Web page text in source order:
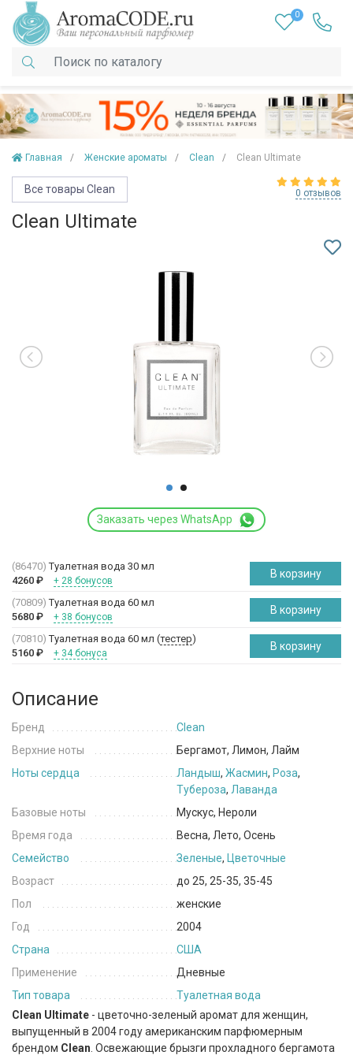
0
Главная Женские ароматы Clean Clean Ultimate
Все товары Clean 0 отзывов
Clean Ultimate
Заказать через WhatsApp
(86470) Туалетная вода 30 мл
4260 ₽ + 28 бонусов
В корзину
(70809) Туалетная вода 60 мл
5680 ₽ + 38 бонусов
В корзину
(70810) Туалетная вода 60 мл (тестер)
5160 ₽ + 34 бонуса
В корзину
Описание
Бренд
Clean
Верхние ноты
Бергамот, Лимон, Лайм
Ноты сердца
Ландыш, Жасмин, Роза,
Тубероза, Лаванда
Базовые ноты
Мускус, Нероли
Время года
Весна, Лето, Осень
Семейство
Зеленые, Цветочные
Возраст
до 25, 25-35, 35-45
Пол
женские
Год
2004
Страна
США
Применение
Дневные
Тип товара
Туалетная вода
Clean Ultimate - цветочно-зеленый аромат для женщин,
выпущенный в 2004 году американским парфюмерным
брендом Clean . Освежающие брызги прохладного бергамота